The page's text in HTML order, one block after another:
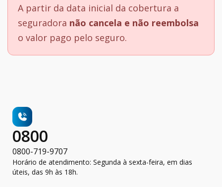
A partir da data inicial da cobertura a
seguradora não cancela e não reembolsa
o valor pago pelo seguro.
0800
0800-719-9707
Horário de atendimento: Segunda à sexta-feira, em dias
úteis, das 9h às 18h.